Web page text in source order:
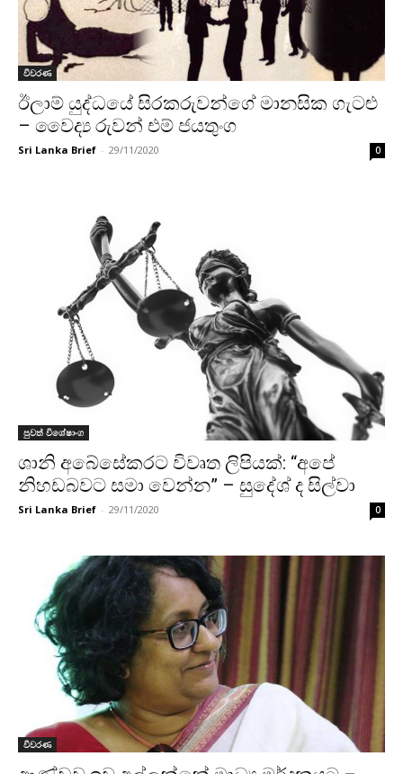
විවරණ
ඊලාම් යුද්ධයේ සිරකරුවන්ගේ මානසික ගැටළු
– වෛද්‍ය රුවන් එම් ජයතුංග
Sri Lanka Brief - 29/11/2020 0
පුවත් විශේෂාංග
ශානි අබේසේකරට විවෘත ලිපියක්: “අපේ
නිහඩබවට සමා වෙන්න” – සුදේශ් ද සිල්වා
Sri Lanka Brief - 29/11/2020 0
විවරණ